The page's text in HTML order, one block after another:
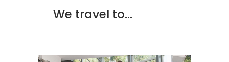
We travel to…